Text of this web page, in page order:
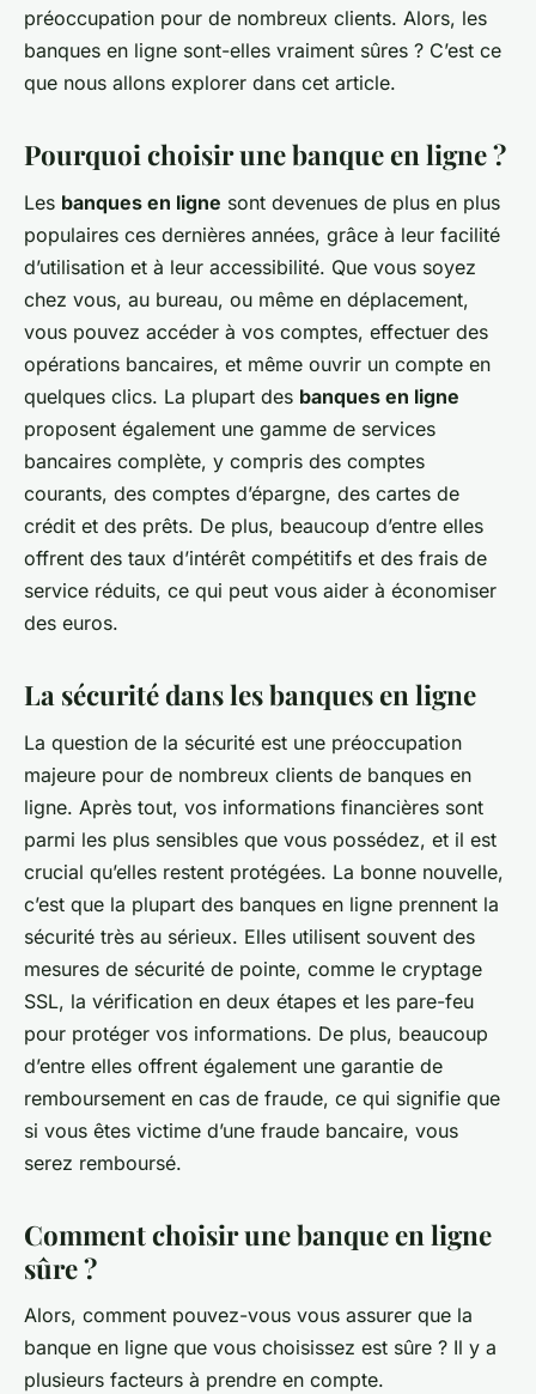
préoccupation pour de nombreux clients. Alors, les
banques en ligne sont-elles vraiment sûres ? C’est ce
que nous allons explorer dans cet article.
Pourquoi choisir une banque en ligne ?
Les banques en ligne sont devenues de plus en plus
populaires ces dernières années, grâce à leur facilité
d’utilisation et à leur accessibilité. Que vous soyez
chez vous, au bureau, ou même en déplacement,
vous pouvez accéder à vos comptes, effectuer des
opérations bancaires, et même ouvrir un compte en
quelques clics. La plupart des banques en ligne
proposent également une gamme de services
bancaires complète, y compris des comptes
courants, des comptes d’épargne, des cartes de
crédit et des prêts. De plus, beaucoup d’entre elles
offrent des taux d’intérêt compétitifs et des frais de
service réduits, ce qui peut vous aider à économiser
des euros.
La sécurité dans les banques en ligne
La question de la sécurité est une préoccupation
majeure pour de nombreux clients de banques en
ligne. Après tout, vos informations financières sont
parmi les plus sensibles que vous possédez, et il est
crucial qu’elles restent protégées. La bonne nouvelle,
c’est que la plupart des banques en ligne prennent la
sécurité très au sérieux. Elles utilisent souvent des
mesures de sécurité de pointe, comme le cryptage
SSL, la vérification en deux étapes et les pare-feu
pour protéger vos informations. De plus, beaucoup
d’entre elles offrent également une garantie de
remboursement en cas de fraude, ce qui signifie que
si vous êtes victime d’une fraude bancaire, vous
serez remboursé.
Comment choisir une banque en ligne
sûre ?
Alors, comment pouvez-vous vous assurer que la
banque en ligne que vous choisissez est sûre ? Il y a
plusieurs facteurs à prendre en compte.